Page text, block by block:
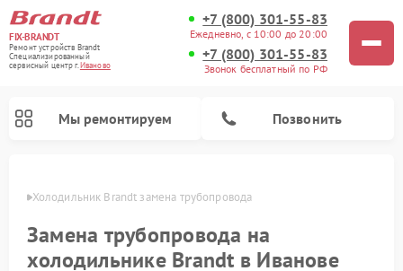
FIX-BRANDT
Ремонт устройств Brandt
Специализированный
cервисный центр г.Иваново
+7 (800) 301-55-83
Ежедневно, с 10:00 до 20:00
+7 (800) 301-55-83
Звонок бесплатный по РФ
Мы ремонтируем Позвонить
Холодильник Brandt замена трубопровода
Замена трубопровода на
холодильнике Brandt в Иванове